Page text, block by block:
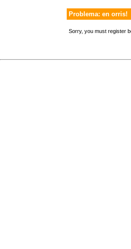
Problema: en orris!
Sorry, you must register